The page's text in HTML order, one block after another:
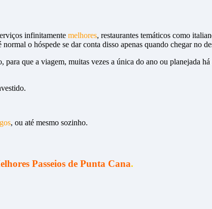
infinitamente melhores, restaurantes temáticos como
o hóspede se dar conta disso apenas quando chegar no
para que a viagem, muitas vezes a única do ano ou planejada
, ou até mesmo sozinho.
Passeios de Punta Cana.